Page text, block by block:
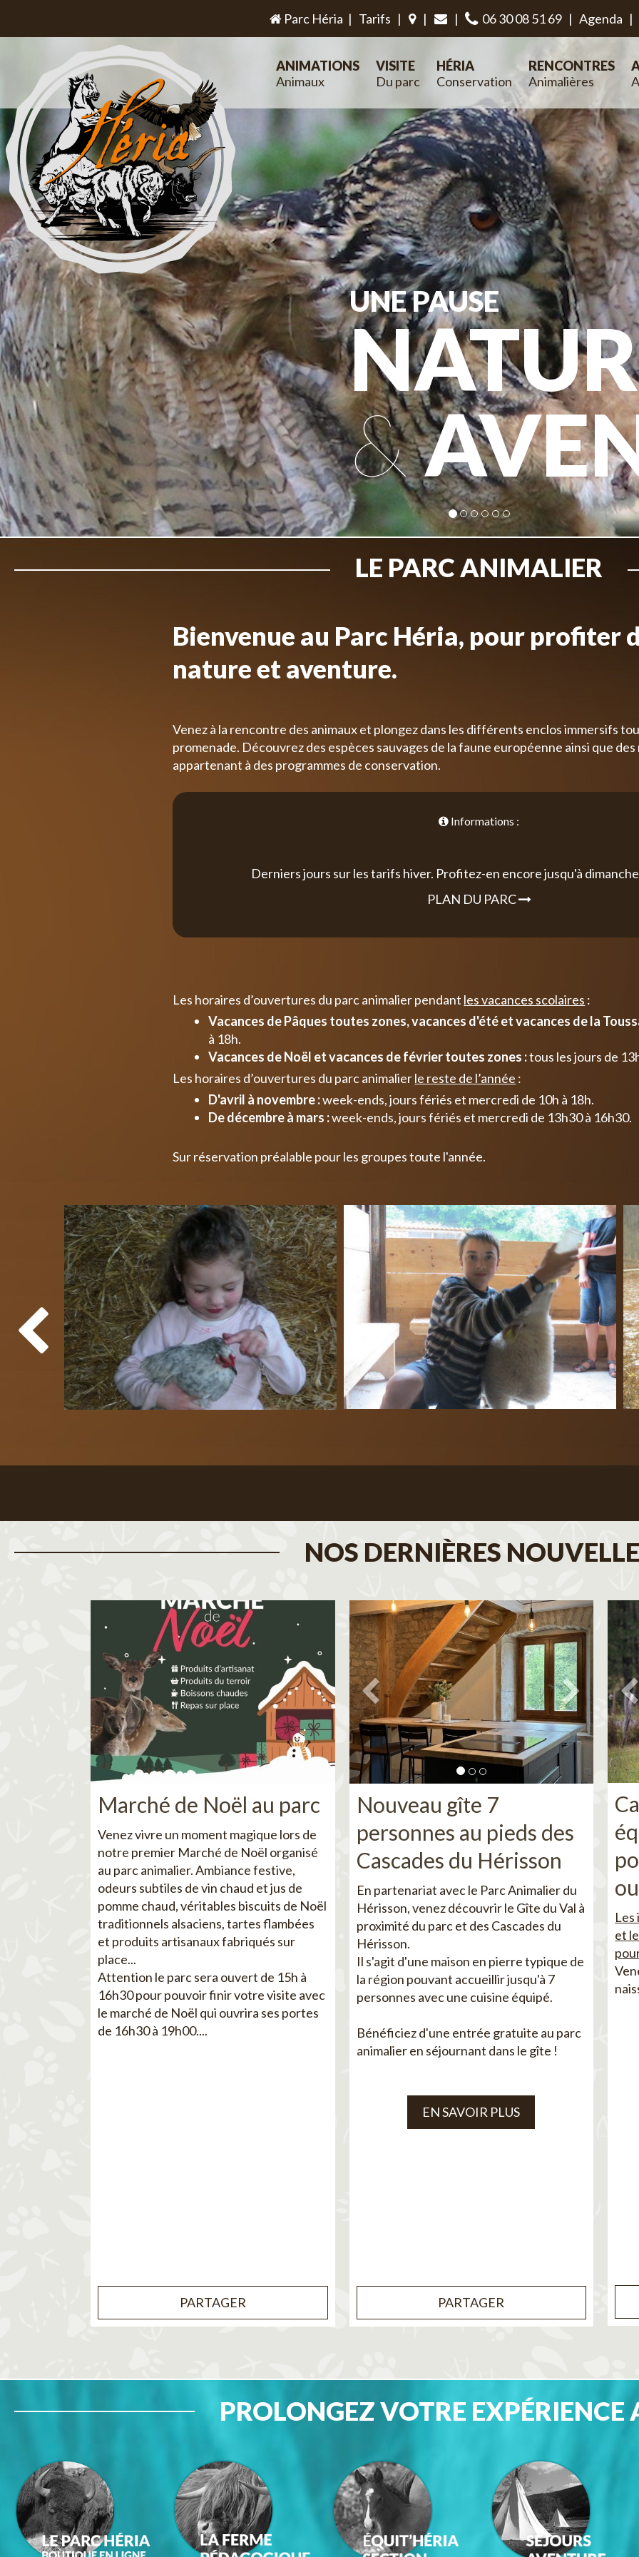
Parc Héria | Tarifs | | | 06 30 08 51 69 | Agenda |
UNE PAUSE
&
ANIMATIONS
Animaux
VISITE
Du parc
HÉRIA
Conservation
RENCONTRES
Animalières
LE PARC ANIMALIER
Bienvenue au Parc Héria, pour profiter
nature et aventure.
Venez à la rencontre des animaux et plongez dans les différents enclos immersifs
promenade. Découvrez des espèces sauvages de la faune européenne ainsi que
appartenant à des programmes de conservation.
Informations :
Derniers jours sur les tarifs hiver. Profitez-en encore jusqu'à
PLAN DU PARC
Les horaires d’ouvertures du parc animalier pendant les vacances scolaires :
Vacances de Pâques toutes zones, vacances d'été et vacances de la
à 18h.
Vacances de Noël et vacances de février toutes zones :tous les jours de
Les horaires d’ouvertures du parc animalierle reste de l’année :
D'avril à novembre :week-ends, jours fériés et mercredi de 10h à 18h.
De décembre à mars :week-ends, jours fériés et mercredi de 13h30 à 16h30.
Sur réservation préalable pour les groupes toute l'année.
NOS DERNIÈRES
Marché de Noël au parc
Venez vivre un moment magique lors de
notre premier Marché de Noël organisé
au parc animalier. Ambiance festive,
odeurs subtiles de vin chaud et jus de
pomme chaud, véritables biscuits de Noël
traditionnels alsaciens, tartes flambées
et produits artisanaux fabriqués sur
place...
Attention le parc sera ouvert de 15h à
16h30 pour pouvoir finir votre visite avec
le marché de Noël qui ouvrira ses portes
de 16h30 à 19h00....
PARTAGER
Nouveau gîte 7
personnes au pieds des
Cascades du Hérisson
En partenariat avec le Parc Animalier du
Hérisson, venez découvrir le Gîte du Val à
proximité du parc et des Cascades du
Hérisson.
Il s'agit d'une maison en pierre typique de
la région pouvant accueillir jusqu'à 7
personnes avec une cuisine équipé.
Bénéficiez d'une entrée gratuite au parc
animalier en séjournant dans le gîte !
EN SAVOIR PLUS
PARTAGER
Les
et
PROLONGEZ VOTRE EXPÉRIENCE